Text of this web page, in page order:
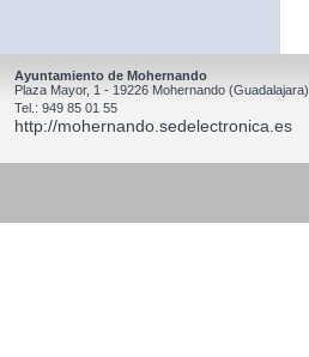
Ayuntamiento de Mohernando
Plaza Mayor, 1 - 19226 Mohernando (Guadalajara)
Tel.: 949 85 01 55
http://mohernando.sedelectronica.es